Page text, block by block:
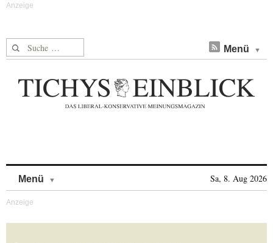
Suche nach: Menü
Menü Sa, 8. Aug 2026